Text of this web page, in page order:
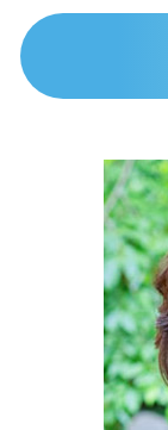
債務整理
民事再生
交通事故
交通事故
示談交渉
交通事故
物損事故
遺産相続
限定承認
相続手続
相続 子供
遺産分割
代襲相続
相続順位
代襲相続
遺産相続
相続 弁護
相続 弁護
交通事故
交通事故
交通事故
交通事故
債務整理
相続 弁護
債務整理
相続 弁護
債務整理